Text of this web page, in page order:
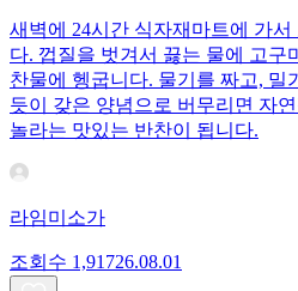
새벽에 24시간 식자재마트에 가서
다. 껍질을 벗겨서 끓는 물에 고구
찬물에 헹굽니다. 물기를 짜고, 밀
듯이 갖은 양념으로 버무리면 자
놀라는 맛있는 반찬이 됩니다.
라임미소가
조회수 1,91726.08.01